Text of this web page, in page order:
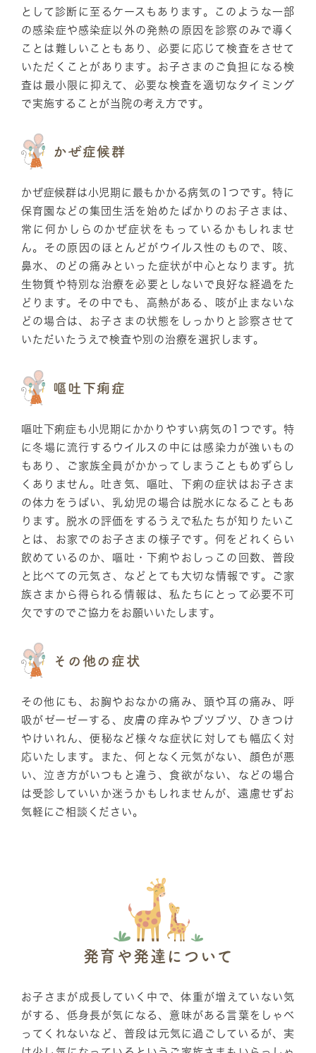
として診断に至るケースもあります。このような一部
の感染症や感染症以外の発熱の原因を診察のみで導く
ことは難しいこともあり、必要に応じて検査をさせて
いただくことがあります。お子さまのご負担になる検
査は最小限に抑えて、必要な検査を適切なタイミング
で実施することが当院の考え方です。
かぜ症候群
かぜ症候群は小児期に最もかかる病気の1つです。特に
保育園などの集団生活を始めたばかりのお子さまは、
常に何かしらのかぜ症状をもっているかもしれませ
ん。その原因のほとんどがウイルス性のもので、咳、
鼻水、のどの痛みといった症状が中心となります。抗
生物質や特別な治療を必要としないで良好な経過をた
どります。その中でも、高熱がある、咳が止まないな
どの場合は、お子さまの状態をしっかりと診察させて
いただいたうえで検査や別の治療を選択します。
嘔吐下痢症
嘔吐下痢症も小児期にかかりやすい病気の1つです。特
に冬場に流行するウイルスの中には感染力が強いもの
もあり、ご家族全員がかかってしまうこともめずらし
くありません。吐き気、嘔吐、下痢の症状はお子さま
の体力をうばい、乳幼児の場合は脱水になることもあ
ります。脱水の評価をするうえで私たちが知りたいこ
とは、お家でのお子さまの様子です。何をどれくらい
飲めているのか、嘔吐・下痢やおしっこの回数、普段
と比べての元気さ、などとても大切な情報です。ご家
族さまから得られる情報は、私たちにとって必要不可
欠ですのでご協力をお願いいたします。
その他の症状
その他にも、お胸やおなかの痛み、頭や耳の痛み、呼
吸がゼーゼーする、皮膚の痒みやブツブツ、ひきつけ
やけいれん、便秘など様々な症状に対しても幅広く対
応いたします。また、何となく元気がない、顔色が悪
い、泣き方がいつもと違う、食欲がない、などの場合
は受診していいか迷うかもしれませんが、遠慮せずお
気軽にご相談ください。
発育や発達について
お子さまが成長していく中で、体重が増えていない気
がする、低身長が気になる、意味がある言葉をしゃべ
ってくれないなど、普段は元気に過ごしているが、実